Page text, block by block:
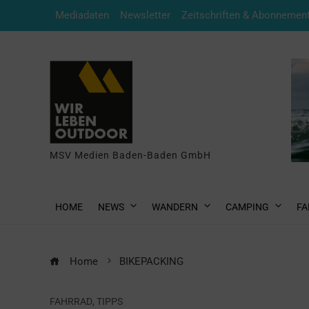
Mediadaten Newsletter Zeitschriften &
MSV Medien Baden-Baden GmbH
HOME NEWS WANDERN CAMPING
Home BIKEPACKING
FAHRRAD, TIPPS